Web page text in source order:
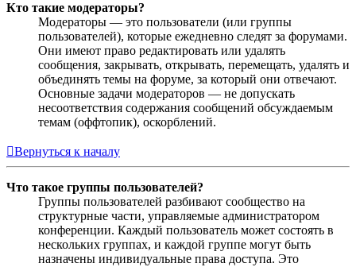
Кто такие модераторы?
Модераторы — это пользователи (или группы
пользователей), которые ежедневно следят за форумами.
Они имеют право редактировать или удалять
сообщения, закрывать, открывать, перемещать, удалять и
объединять темы на форуме, за который они отвечают.
Основные задачи модераторов — не допускать
несоответствия содержания сообщений обсуждаемым
темам (оффтопик), оскорблений.
Вернуться к началу
Что такое группы пользователей?
Группы пользователей разбивают сообщество на
структурные части, управляемые администратором
конференции. Каждый пользователь может состоять в
нескольких группах, и каждой группе могут быть
назначены индивидуальные права доступа. Это